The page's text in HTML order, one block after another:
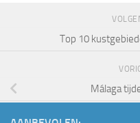
Top 10
Málaga